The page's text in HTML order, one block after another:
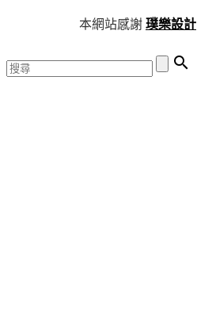
本網站感謝 璞樂設計
